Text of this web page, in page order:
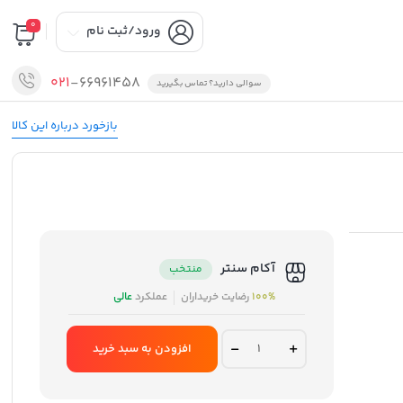
ورود/ثبت نام 0
سوالی دارید؟ تماس بگیرید 021-66961458
بازخورد درباره این کالا
آکام سنتر
منتخب
100%رضایت خریداران عملکردعالی
شارژر
دیواری افزودن به سبد خرید